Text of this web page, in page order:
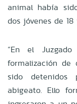
animal había
dos jóvenes de 18
“En el
formalización de
sido detenidos
abigeato. Ello